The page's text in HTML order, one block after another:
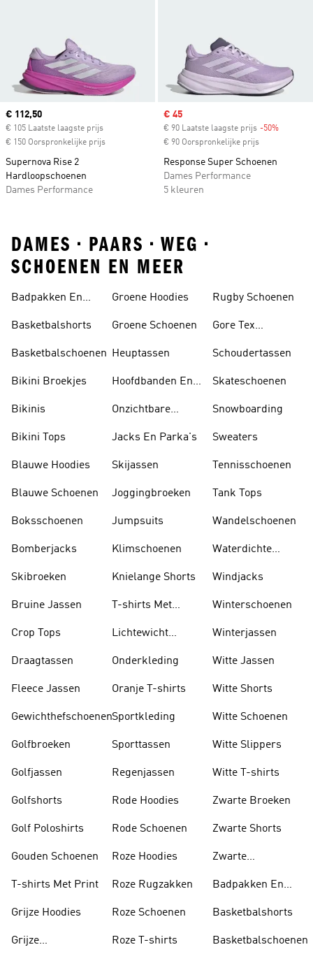
Current price
€ 112,50
€ 105 Laatste laagste prijs
€ 150 Oorspronkelijke prijs
Supernova Rise 2
Hardloopschoenen
Dames Performance
Sale price
€ 45
€ 90 Laatste laagste prijs -50%
€ 90 Oorspronkelijke prijs
Response Super Schoenen
Dames Performance
5 kleuren
DAMES • PAARS • WEG •
SCHOENEN EN MEER
Badpakken En
Basketbalshorts
Basketbalschoenen
Bikini Broekjes
Bikinis
Bikini Tops
Blauwe Hoodies
Blauwe Schoenen
Boksschoenen
Bomberjacks
Skibroeken
Bruine Jassen
Crop Tops
Draagtassen
Fleece Jassen
Gewichthefschoenen
Golfbroeken
Golfjassen
Golfshorts
Golf Poloshirts
Gouden Schoenen
T-shirts Met Print
Grijze Hoodies
Grijze
Groene Hoodies
Groene Schoenen
Heuptassen
Hoofdbanden En
Onzichtbare
Jacks En Parka's
Skijassen
Joggingbroeken
Jumpsuits
Klimschoenen
Knielange Shorts
T-shirts Met
Lichtewicht
Onderkleding
Oranje T-shirts
Sportkleding
Sporttassen
Regenjassen
Rode Hoodies
Rode Schoenen
Roze Hoodies
Roze Rugzakken
Roze Schoenen
Roze T-shirts
Rugby Schoenen
Gore Tex
Schoudertassen
Skateschoenen
Snowboarding
Sweaters
Tennisschoenen
Tank Tops
Wandelschoenen
Waterdichte
Windjacks
Winterschoenen
Winterjassen
Witte Jassen
Witte Shorts
Witte Schoenen
Witte Slippers
Witte T-shirts
Zwarte Broeken
Zwarte Shorts
Zwarte
Badpakken En
Basketbalshorts
Basketbalschoenen